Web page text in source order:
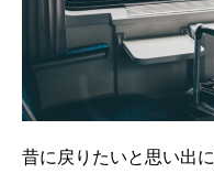
昔に戻りたいと思い出